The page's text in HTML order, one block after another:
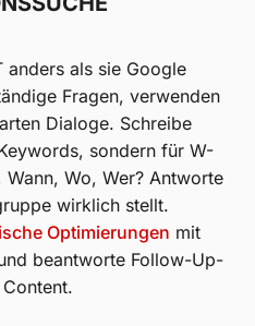
anders als sie Google
Fragen, verwenden
Dialoge. Schreibe
sondern für W-
Wo, Wer? Antworte
wirklich stellt.
Optimierungen mit
beantworte Follow-Up-